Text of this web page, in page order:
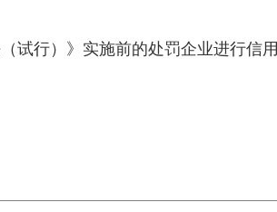
试行）》实施前的处罚企业进行信用